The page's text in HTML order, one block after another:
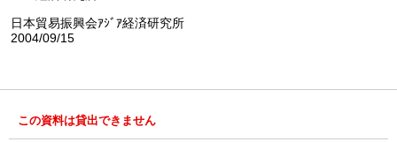
日本貿易振興会ｱｼﾞｱ経済研究所
2004/09/15
この資料は貸出できません